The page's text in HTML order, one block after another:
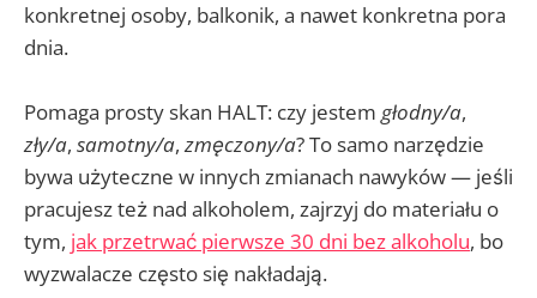
konkretnej osoby, balkonik, a nawet konkretna pora
dnia.
Pomaga prosty skan HALT: czy jestem głodny/a,
zły/a, samotny/a,zmęczony/a? To samo narzędzie
bywa użyteczne w innych zmianach nawyków — jeśli
pracujesz też nad alkoholem, zajrzyj do materiału o
tym, jak przetrwać pierwsze 30 dni bez alkoholu, bo
wyzwalacze często się nakładają.